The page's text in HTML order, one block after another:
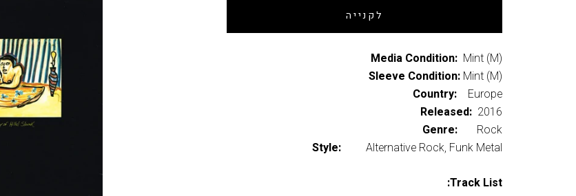
לקנייה
Media Condition: Mint (M)
Sleeve Condition: Mint (M)
Country: Europe
Released: 2016
Genre: Rock
Style: Alternative Rock, Funk Metal
Track List: